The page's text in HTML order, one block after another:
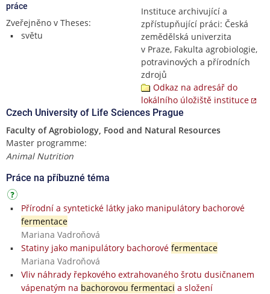
práce
Zveřejněno v Theses:
světu
Instituce archivující a
zpřístupňující práci: Česká
zemědělská univerzita
v Praze, Fakulta agrobiologie,
potravinových a přírodních
zdrojů
Odkaz na adresář do
lokálního úložiště instituce
Czech University of Life Sciences Prague
Faculty of Agrobiology, Food and Natural Resources
Master programme:
Animal Nutrition
Práce na příbuzné téma
Přírodní a syntetické látky jako manipulátory bachorové
fermentace
Mariana Vadroňová
Statiny jako manipulátory bachorové fermentace
Mariana Vadroňová
Vliv náhrady řepkového extrahovaného šrotu dusičnanem
vápenatým na bachorovou fermentaci a složení